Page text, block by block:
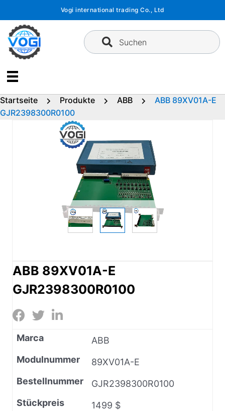
springen
Vogi international trading Co., Ltd
Suchen
Startseite Produkte ABB
ABB 89XV01A-E
GJR2398300R0100
ABB 89XV01A-E
GJR2398300R0100
Marca
ABB
Modulnummer
89XV01A-E
Bestellnummer
GJR2398300R0100
Stückpreis
1499 $